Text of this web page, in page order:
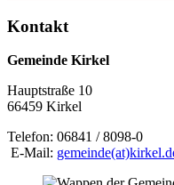
Kontakt
Gemeinde Kirkel
Hauptstraße 10
66459 Kirkel
Telefon: 06841 / 8098-0
E-Mail: